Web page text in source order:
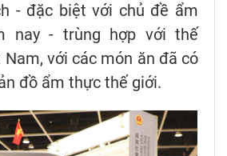
- đặc biệt với chủ đề ẩm
nay - trùng hợp với thế
với các món ăn đã có
đồ ẩm thực thế giới.